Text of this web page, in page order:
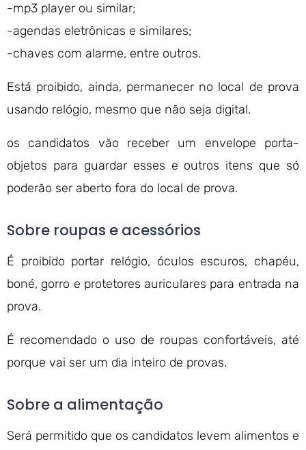
-mp3 player ou similar;
-agendas eletrônicas e similares;
-chaves com alarme, entre outros.
Está proibido, ainda, permanecer no local de prova
usando relógio, mesmo que não seja digital.
os candidatos vão receber um envelope porta-
objetos para guardar esses e outros itens que só
poderão ser aberto fora do local de prova.
Sobre roupas e acessórios
É proibido portar relógio, óculos escuros, chapéu,
boné, gorro e protetores auriculares para entrada na
prova.
É recomendado o uso de roupas confortáveis, até
porque vai ser um dia inteiro de provas.
Sobre a alimentação
Será permitido que os candidatos levem alimentos e